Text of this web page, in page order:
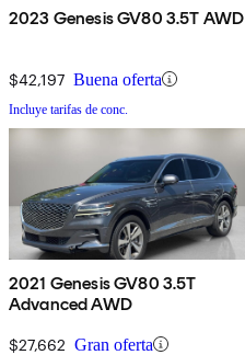
2023 Genesis GV80 3.5T AWD
$42,197 Buena oferta
Incluye tarifas de conc.
2021 Genesis GV80 3.5T
Advanced AWD
$27,662 Gran oferta